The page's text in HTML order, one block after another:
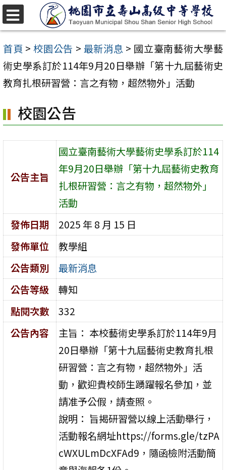
跳
至
主
要
內
區
首頁 > 校園公告 > 最新消息 > 國立臺南藝術大學藝
術史學系訂於114年9月20日舉辦「第十九屆藝術史
教育扎根研習營：言之有物，超然物外」活動
校園公告
公告主旨
國立臺南藝術大學藝術史學系訂於114
年9月20日舉辦「第十九屆藝術史教育
扎根研習營：言之有物，超然物外」
活動
發佈日期
2025 年 8 月 15 日
發佈單位
教學組
公告類別
最新消息
公告等級
轉知
點閱次數
332
公告內容
主旨： 本校藝術史學系訂於114年9月
20日舉辦「第十九屆藝術史教育扎根
研習營：言之有物，超然物外」活
動，歡迎貴校師生踴躍報名參加，並
請准予公假，請查照。
說明： 旨揭研習營以線上活動舉行，
活動報名網址https://forms.gle/tzPA
cWXULmDcXFAd9，隨函檢附活動簡
選
單